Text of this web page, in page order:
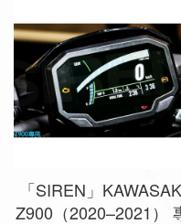
「SIREN」
Z900（2020–2021）